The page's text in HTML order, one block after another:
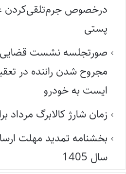
درخصوص جرم‌تلقی‌کردن
پستی
صورتجلسه نشست قضایی
مجروح شدن راننده در
ایست به خودرو
زمان شارژ کالابرگ مرداد
بخشنامه تمدید مهلت
سال 1405